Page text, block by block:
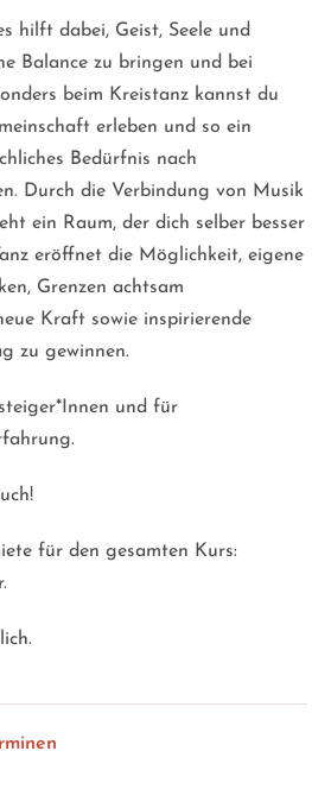
hilft dabei, Geist, Seele und
Balance zu bringen und bei
beim Kreistanz kannst du
erleben und so ein
Bedürfnis nach
Durch die Verbindung von Musik
ein Raum, der dich selber besser
eröffnet die Möglichkeit, eigene
Grenzen achtsam
Kraft sowie inspirierende
zu gewinnen.
und für
für den gesamten Kurs: